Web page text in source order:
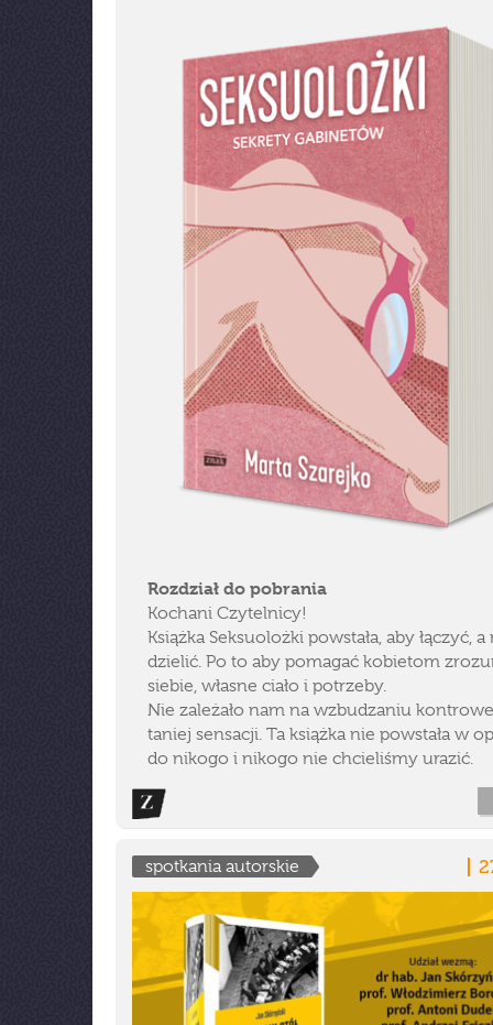
Rozdział do pobrania
Kochani Czytelnicy!
Książka Seksuolożki powstała, aby łączyć, a
dzielić. Po to aby pomagać kobietom
siebie, własne ciało i potrzeby.
Nie zależało nam na wzbudzaniu
taniej sensacji. Ta książka nie powstała w
do nikogo i nikogo nie chcieliśmy urazić.
spotkania autorskie